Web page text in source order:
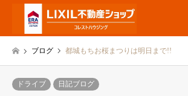
ブログ 都城もちお桜まつりは明日まで!!
ドライブ 日記ブログ